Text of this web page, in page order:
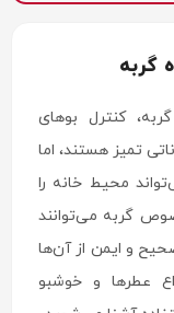
گربه
کنترل بوهای
تمیز هستند، اما
محیط خانه را
گربه می‌توانند
و ایمن از آن‌ها
عطرها و خوشبو